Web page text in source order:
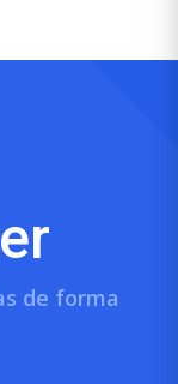
de forma